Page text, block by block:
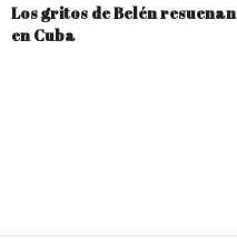
Los gritos de Belén resuenan
en Cuba